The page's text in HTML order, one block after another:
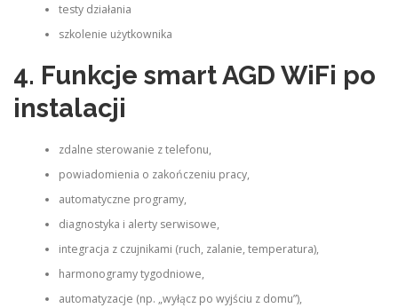
testy działania
szkolenie użytkownika
4. Funkcje smart AGD WiFi po
instalacji
zdalne sterowanie z telefonu,
powiadomienia o zakończeniu pracy,
automatyczne programy,
diagnostyka i alerty serwisowe,
integracja z czujnikami (ruch, zalanie, temperatura),
harmonogramy tygodniowe,
automatyzacje (np. „wyłącz po wyjściu z domu”),